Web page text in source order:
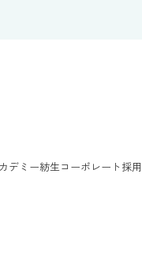
デミー紡生コーポレート採用